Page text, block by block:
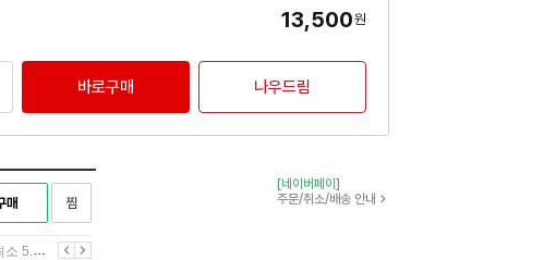
13,500원
바로구매 나우드림
이전
적립 다음
[네이버페이]
주문/취소/배송 안내